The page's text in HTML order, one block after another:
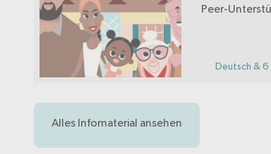
Peer-
Deutsch &
Alles Infomaterial ansehen